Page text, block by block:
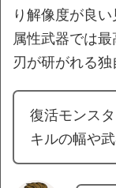
り解像度が良
属性武器では
刃が研がれる独
復活モンス
キルの幅や